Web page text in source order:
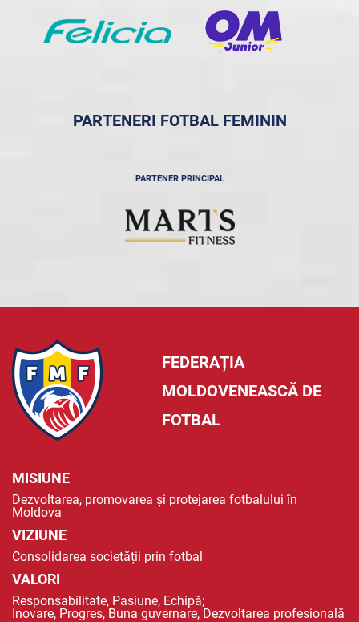
PARTENERI FOTBAL FEMININ
PARTENER PRINCIPAL
FEDERAȚIA
MOLDOVENEASCĂ DE
FOTBAL
MISIUNE
Dezvoltarea, promovarea și protejarea fotbalului în
Moldova
VIZIUNE
Consolidarea societății prin fotbal
VALORI
Responsabilitate, Pasiune, Echipă;
Inovare, Progres, Buna guvernare, Dezvoltarea profesională